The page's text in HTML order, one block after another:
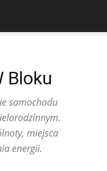
Bloku
samochodu
miejsca
energii.